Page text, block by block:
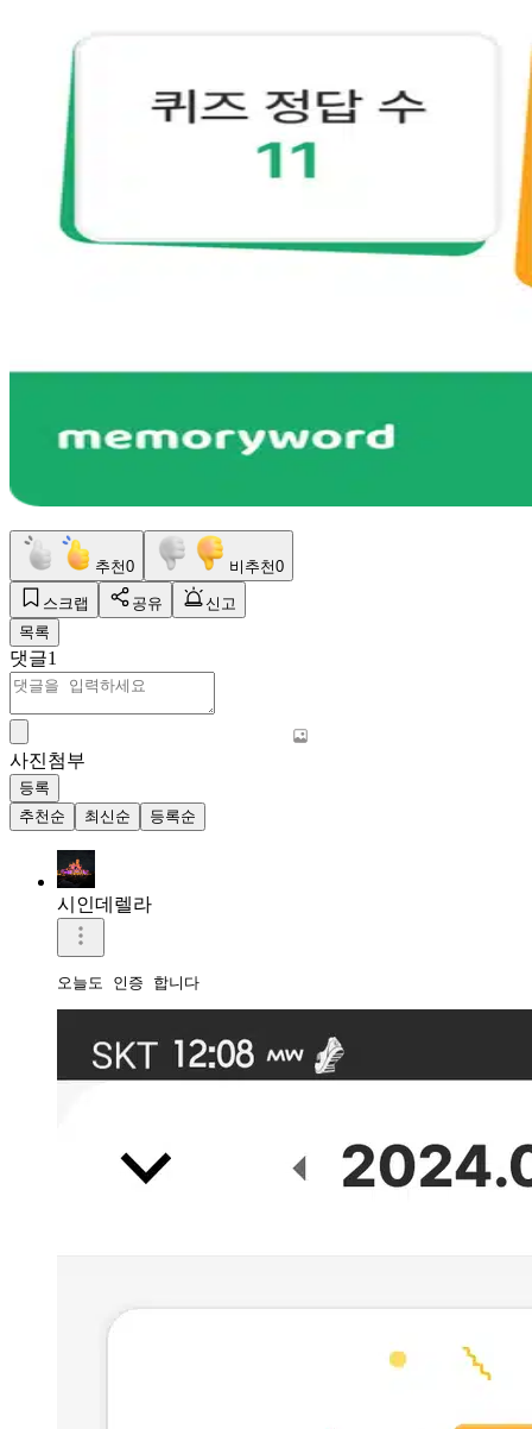
추천0 비추천0
스크랩 공유
신고
목록
댓글1
사진첨부
등록
추천순
최신순 등록순
시인데렐라
오늘도 인증 합니다